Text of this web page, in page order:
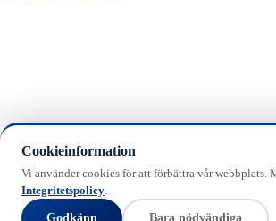
Cookieinformation
Vi använder cookies för att förbättra vår webbplats.
Integritetspolicy.
Godkänn Bara nödvändiga